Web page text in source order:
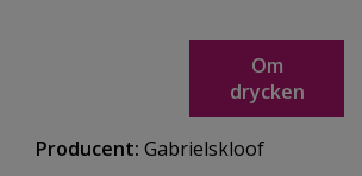
Om
drycken
Producent: Gabrielskloof